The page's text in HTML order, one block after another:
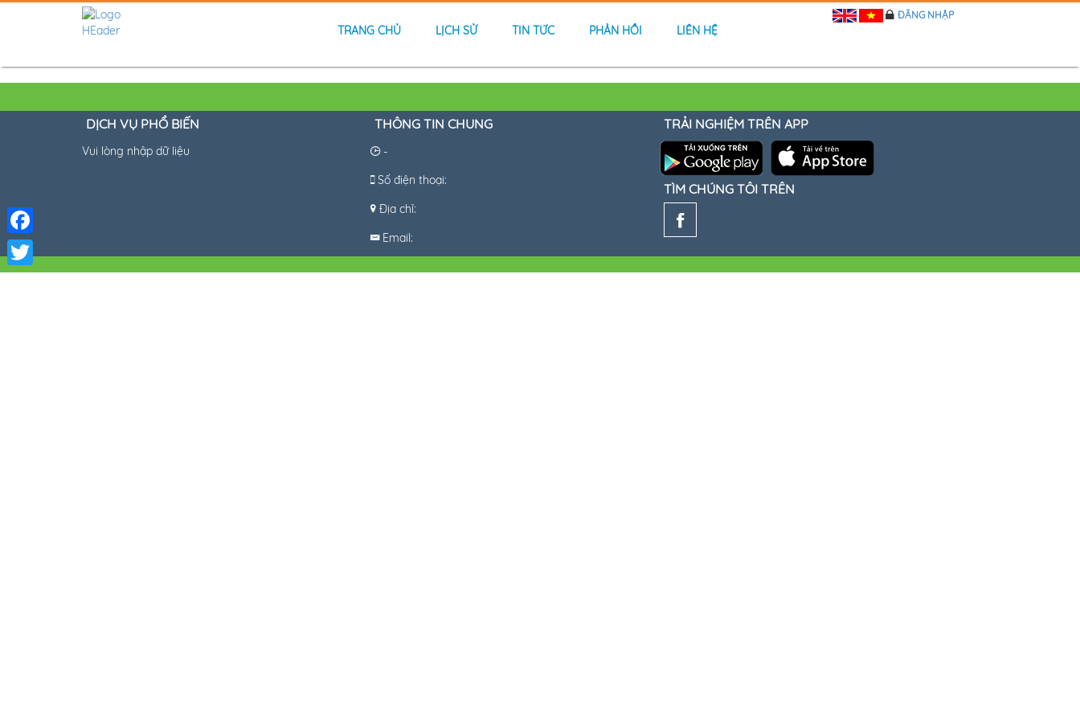
TRANG CHỦ LỊCH SỬ TIN TỨC PHẢN HỒI LIÊN HỆ
ĐĂNG NHẬP
DỊCH VỤ PHỔ BIẾN
Vui lòng nhập dữ liệu
THÔNG TIN CHUNG
-
Số điện thoại:
Địa chỉ:
Email:
TRẢI NGHIỆM TRÊN APP
TÌM CHÚNG TÔI TRÊN
Facebook